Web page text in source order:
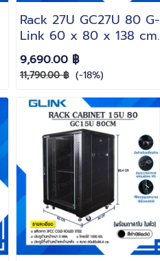
Rack 27U GC27U 80 G-
Link 60 x 80 x 138 cm.
สีดำ(Black)(แถมฟรี!! ถาด 1
ใบพัดลม 1 ชุด)
9,690.00 ฿
11,790.00 ฿ (-18%)